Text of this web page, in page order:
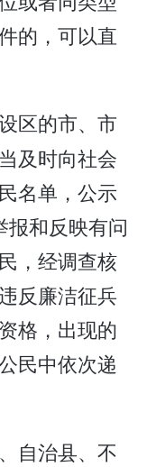
的，可以直
区的市、市
及时向社会
名单，公示
报和反映有问
，经调查核
反廉洁征兵
格，出现的
民中依次递
自治县、不